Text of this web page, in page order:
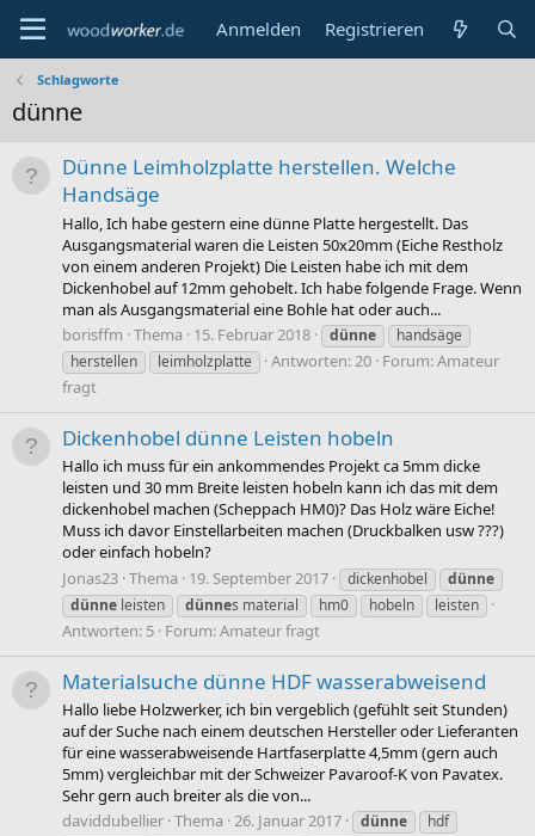
Anmelden Registrieren
Schlagworte
dünne
Dünne Leimholzplatte herstellen. Welche
Handsäge
Hallo, Ich habe gestern eine dünne Platte hergestellt. Das
Ausgangsmaterial waren die Leisten 50x20mm (Eiche Restholz
von einem anderen Projekt) Die Leisten habe ich mit dem
Dickenhobel auf 12mm gehobelt. Ich habe folgende Frage. Wenn
man als Ausgangsmaterial eine Bohle hat oder auch...
borisffm Thema 15. Februar 2018 dünne
handsäge
herstellen
leimholzplatte Antworten: 20 Forum:Amateur
fragt
Dickenhobel dünne Leisten hobeln
Hallo ich muss für ein ankommendes Projekt ca 5mm dicke
leisten und 30 mm Breite leisten hobeln kann ich das mit dem
dickenhobel machen (Scheppach HM0)? Das Holz wäre Eiche!
Muss ich davor Einstellarbeiten machen (Druckbalken usw ???)
oder einfach hobeln?
Jonas23 Thema 19. September 2017 dickenhobel
dünne
dünne leisten dünnes material hm0 hobeln leisten
Antworten: 5 Forum:Amateur fragt
Materialsuche dünne HDF wasserabweisend
Hallo liebe Holzwerker, ich bin vergeblich (gefühlt seit Stunden)
auf der Suche nach einem deutschen Hersteller oder Lieferanten
für eine wasserabweisende Hartfaserplatte 4,5mm (gern auch
5mm) vergleichbar mit der Schweizer Pavaroof-K von Pavatex.
Sehr gern auch breiter als die von...
daviddubellier Thema 26. Januar 2017 dünne
hdf